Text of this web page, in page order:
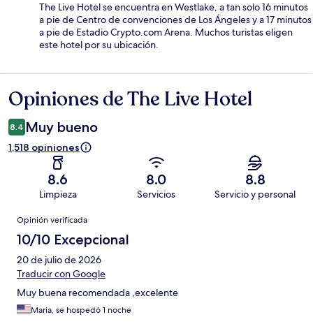
The Live Hotel se encuentra en Westlake, a tan solo 16 minutos
a pie de Centro de convenciones de Los Ángeles y a 17 minutos
a pie de Estadio Crypto.com Arena. Muchos turistas eligen
este hotel por su ubicación.
Opiniones
Opiniones de The Live Hotel
8.4 Muy bueno
1,518 opiniones
8.6
Limpieza
8.0
Servicios
8.8
Servicio y personal
Opiniones
Opinión verificada
10/10 Excepcional
20 de julio de 2026
Traducir con Google
Muy buena recomendada ,excelente
Maria, se hospedó 1 noche